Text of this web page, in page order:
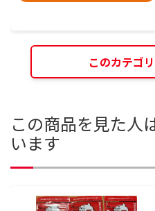
このカテゴ
この商品を見た人
います